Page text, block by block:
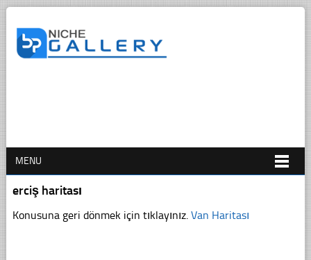
MENU
erciş haritası
Konusuna geri dönmek için tıklayınız. Van Haritası